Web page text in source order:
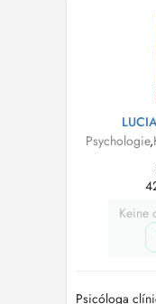
exercé dans
psychologie,
Psychologie,
Keine
Psicóloga